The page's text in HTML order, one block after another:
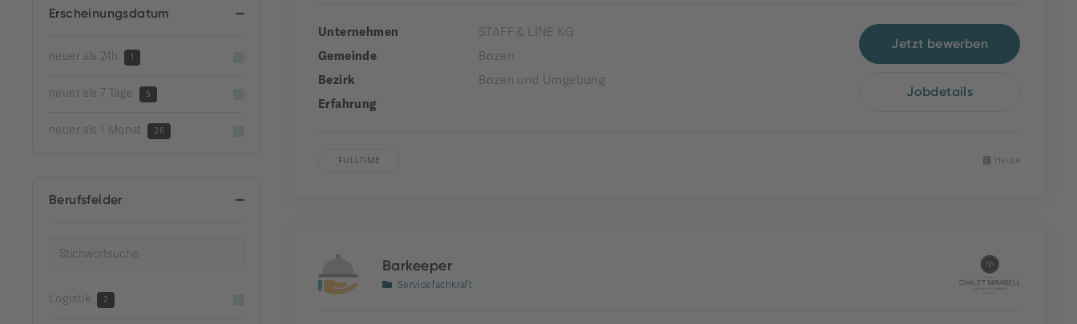
Erscheinungsdatum
neuer als 24h 1
neuer als 7 Tage 5
neuer als 1 Monat 26
Berufsfelder
Logistik 2
Unternehmen
STAFF & LINE KG
Gemeinde
Bozen
Bezirk
Bozen und Umgebung
Erfahrung
Jetzt bewerben
Jobdetails
FULLTIME Heute
Barkeeper
Servicefachkraft